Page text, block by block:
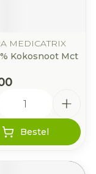
MEDICATRIX
Kokosnoot Mct
Bestel